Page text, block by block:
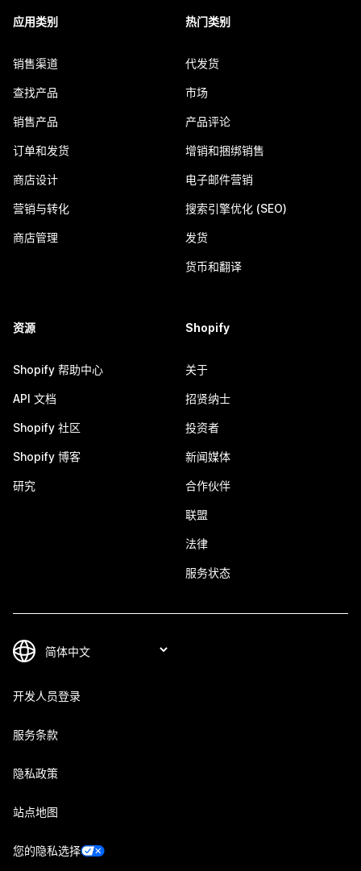
应用类别
销售渠道
查找产品
销售产品
订单和发货
商店设计
营销与转化
商店管理
热门类别
代发货
市场
产品评论
增销和捆绑销售
电子邮件营销
搜索引擎优化 (SEO)
发货
货币和翻译
资源
Shopify 帮助中心
API 文档
Shopify 社区
Shopify 博客
研究
Shopify
关于
招贤纳士
投资者
新闻媒体
合作伙伴
联盟
法律
服务状态
开发人员登录
服务条款
隐私政策
站点地图
您的隐私选择